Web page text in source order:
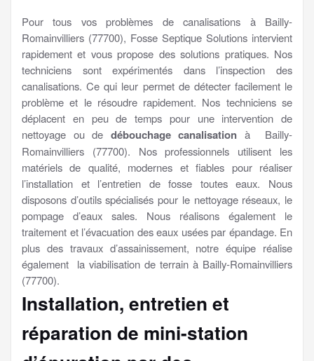
Pour tous vos problèmes de canalisations à Bailly-
Romainvilliers (77700), Fosse Septique Solutions intervient
rapidement et vous propose des solutions pratiques. Nos
techniciens sont expérimentés dans l’inspection des
canalisations. Ce qui leur permet de détecter facilement le
problème et le résoudre rapidement. Nos techniciens se
déplacent en peu de temps pour une intervention de
nettoyage ou de débouchage canalisation à Bailly-
Romainvilliers (77700). Nos professionnels utilisent les
matériels de qualité, modernes et fiables pour réaliser
l’installation et l’entretien de fosse toutes eaux. Nous
disposons d’outils spécialisés pour le nettoyage réseaux, le
pompage d’eaux sales. Nous réalisons également le
traitement et l’évacuation des eaux usées par épandage. En
plus des travaux d’assainissement, notre équipe réalise
également la viabilisation de terrain à Bailly-Romainvilliers
(77700).
Installation, entretien et
réparation de mini-station